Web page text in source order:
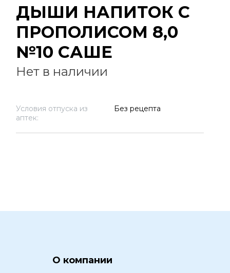
ДЫШИ НАПИТОК С
ПРОПОЛИСОМ 8,0
№10 САШЕ
Нет в наличии
Условия отпуска из
аптек:
Без рецепта
О компании